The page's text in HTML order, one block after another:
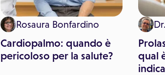
Rosaura Bonfardino
Cardiopalmo: quando è
pericoloso per la salute?
qual